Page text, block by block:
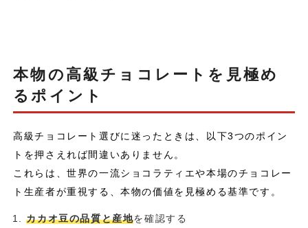
本物の高級チョコレートを見極め
るポイント
高級チョコレート選びに迷ったときは、以下3つのポイン
トを押さえれば間違いありません。
これらは、世界の一流ショコラティエや本場のチョコレー
ト生産者が重視する、本物の価値を見極める基準です。
カカオ豆の品質と産地を確認する